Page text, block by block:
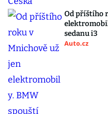
Od příštího
sedanu i3
Auto.cz